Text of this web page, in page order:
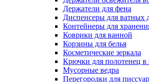
Держатели для фена
Диспенсеры для ватных
Контейнеры для
Коврики для ванной
Корзины для белья
Косметические зеркала
Крючки для полотенец
Мусорные ведра
Перегородки для